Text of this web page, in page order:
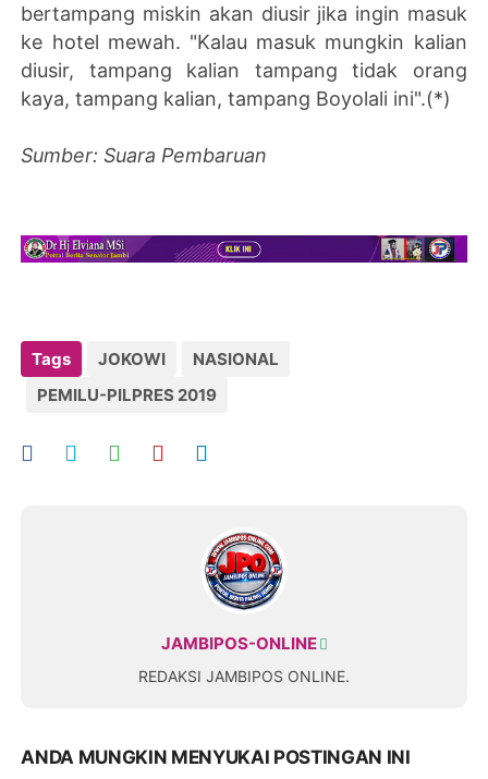
bertampang miskin akan diusir jika ingin masuk
ke hotel mewah. "Kalau masuk mungkin kalian
diusir, tampang kalian tampang tidak orang
kaya, tampang kalian, tampang Boyolali ini".(*)
Sumber: Suara Pembaruan
Tags JOKOWI
NASIONAL
PEMILU-PILPRES 2019
JAMBIPOS-ONLINE
REDAKSI JAMBIPOS ONLINE.
ANDA MUNGKIN MENYUKAI POSTINGAN INI